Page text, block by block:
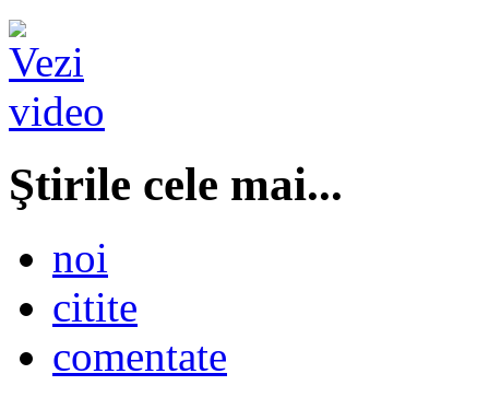
Ştirile cele mai...
noi
citite
comentate